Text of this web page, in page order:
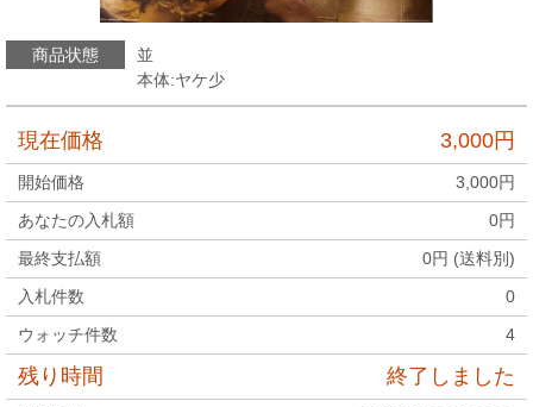
商品状態
並
本体:ヤケ少
現在価格 3,000円
開始価格 3,000円
あなたの入札額
0円
最終支払額
0円 (送料別)
入札件数
0
ウォッチ件数
4
残り時間 終了しました